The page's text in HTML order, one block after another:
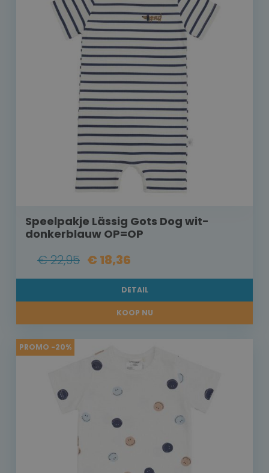
Speelpakje Lässig Gots Dog wit-
donkerblauw OP=OP
€ 22,95 € 18,36
DETAIL
KOOP NU
PROMO -20%